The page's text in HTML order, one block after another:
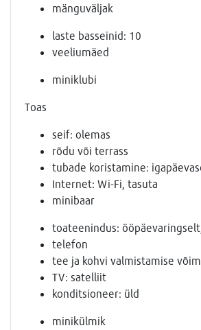
mänguväljak
laste basseinid: 10
veeliumäed
miniklubi
Toas
seif: olemas
rõdu või terrass
tubade koristamine:
Internet: Wi-Fi, tasuta
minibaar
toateenindus:
telefon
tee ja kohvi valmistamise
TV: satelliit
konditsioneer: üld
minikülmik